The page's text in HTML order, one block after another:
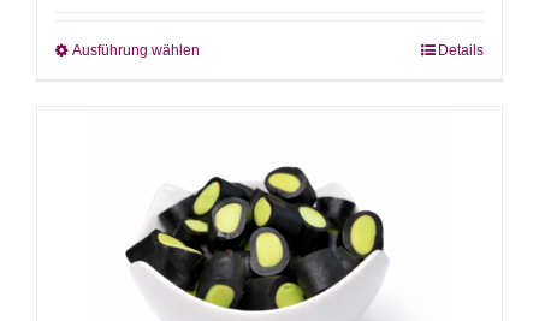
Ausführung wählen
mehrere
Varianten
auf.
Die
Optionen
Details